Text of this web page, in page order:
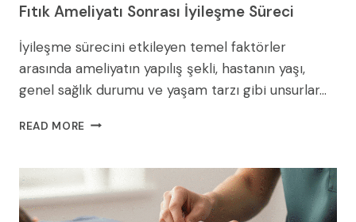
Fıtık Ameliyatı Sonrası İyileşme Süreci
İyileşme sürecini etkileyen temel faktörler
arasında ameliyatın yapılış şekli, hastanın yaşı,
genel sağlık durumu ve yaşam tarzı gibi unsurlar…
READ MORE FITIK
İYILEŞME
SÜRECI